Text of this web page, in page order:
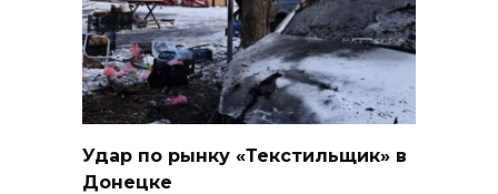
Удар по рынку «Текстильщик» в
Донецке